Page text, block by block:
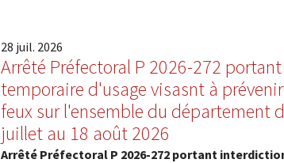
28 juil. 2026
Arrêté Préfectoral P 2026-272
temporaire d'usage visasnt à
feux sur l'ensemble du département
juillet au 18 août 2026
Arrêté Préfectoral P 2026-272 portant